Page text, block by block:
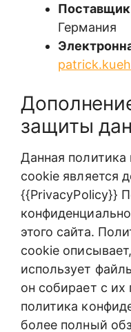
Германия
защиты
Данная политика
cookie является
{{PrivacyPolicy}}
этого сайта.
cookie
использует
он собирает с
политика
более полный